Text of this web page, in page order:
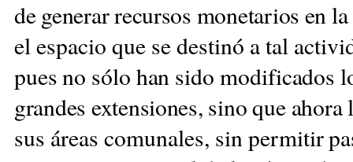
de generar recursos monetarios en
elespacio que se destinó a tal
pues no sólo han sido modificados
grandes extensiones, sino que
sus áreas comunales, sinpermitir